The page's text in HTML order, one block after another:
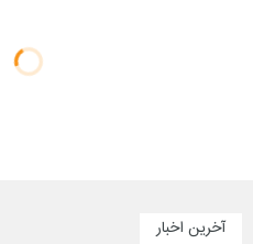
آخرین اخبار